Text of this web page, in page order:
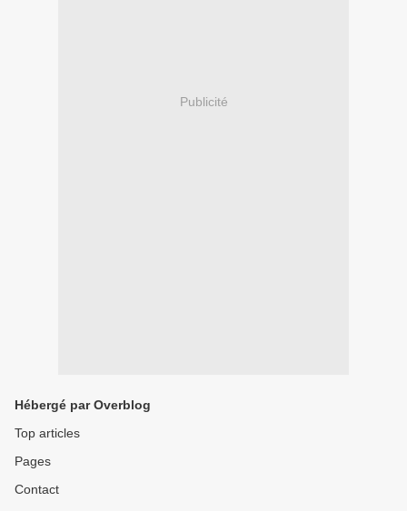
Publicité
Hébergé par Overblog
Top articles
Pages
Contact